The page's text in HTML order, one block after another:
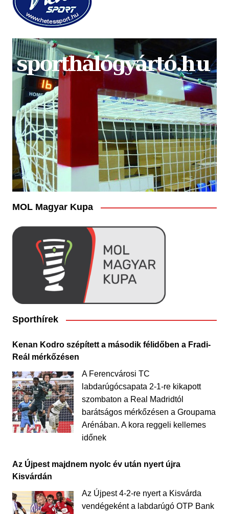
MOL Magyar Kupa
Sporthírek
Kenan Kodro szépített a második félidőben a Fradi-
Reál mérkőzésen
A Ferencvárosi TC
labdarúgócsapata 2-1-re kikapott
szombaton a Real Madridtól
barátságos mérkőzésen a Groupama
Arénában. A kora reggeli kellemes
időnek
Az Újpest majdnem nyolc év után nyert újra
Kisvárdán
Az Újpest 4-2-re nyert a Kisvárda
vendégeként a labdarúgó OTP Bank